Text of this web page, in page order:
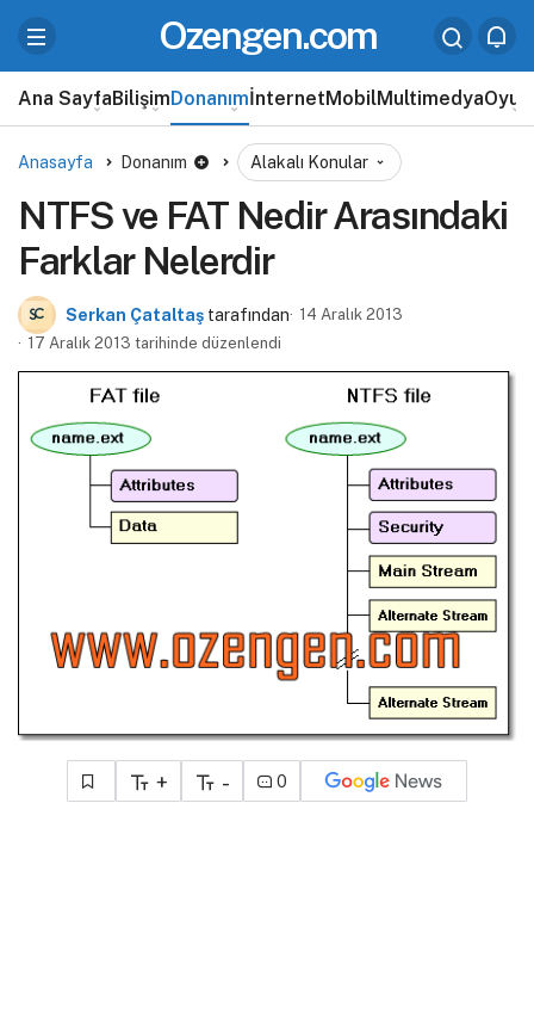
Ozengen.com
Ana SayfaBilişimDonanımİnternetMobilMultimedyaOyun
Anasayfa Donanım Alakalı Konular
NTFS ve FAT Nedir Arasındaki
Farklar Nelerdir
Serkan Çataltaş tarafından
14 Aralık 2013
17 Aralık 2013 tarihinde düzenlendi
+ - 0